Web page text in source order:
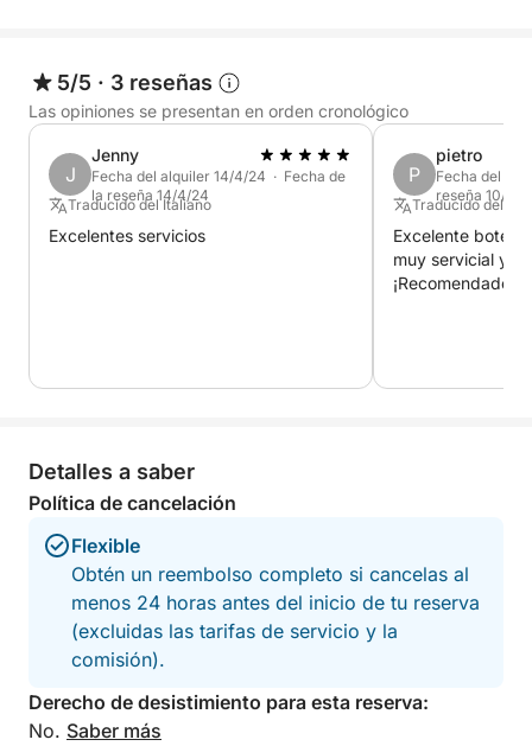
5/5 · 3 reseñas
Las opiniones se presentan en orden cronológico
J
Jenny
Fecha del alquiler 14/4/24 · Fecha de
la reseña 14/4/24
Traducido del Italiano
Excelentes servicios
P
pietro
Fecha del
reseña 10/7/
Traducido del
Excelente bote
muy servicial y
¡Recomendado!
Detalles a saber
Política de cancelación
Flexible
Obtén un reembolso completo si cancelas al
menos 24 horas antes del inicio de tu reserva
(excluidas las tarifas de servicio y la
comisión).
Derecho de desistimiento para esta reserva:
No. Saber más